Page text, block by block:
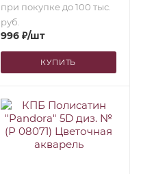
при покупке до 100 тыс.
руб.
996₽/шт
КУПИТЬ